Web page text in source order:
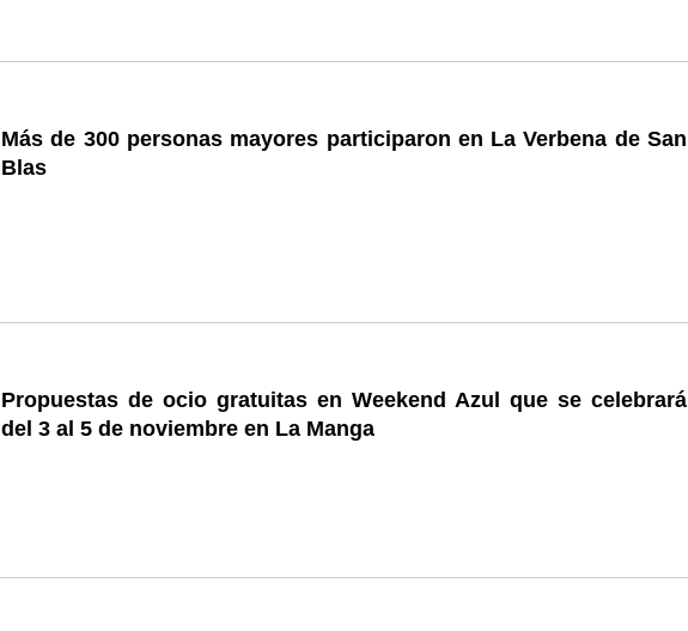
Más de 300 personas mayores participaron en La Verbena de San
Blas
Propuestas de ocio gratuitas en Weekend Azul que se celebrará
del 3 al 5 de noviembre en La Manga